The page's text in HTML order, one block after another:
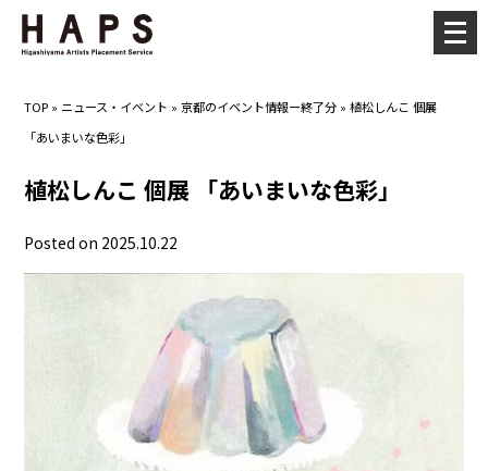
TOP » ニュース・イベント »京都のイベント情報ー終了分 »植松しんこ 個展
「あいまいな色彩」
植松しんこ 個展 「あいまいな色彩」
Posted on 2025.10.22
メ
ニ
ー